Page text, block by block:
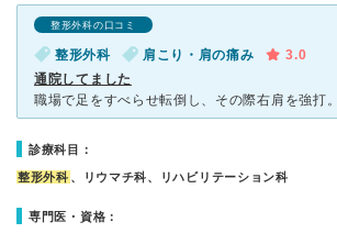
整形外科の口コミ
整形外科 肩こり・肩の痛み
3.0
通院してました
診療科目：
整形外科 、リウマチ科、リハビリテーション科
専門医・資格：